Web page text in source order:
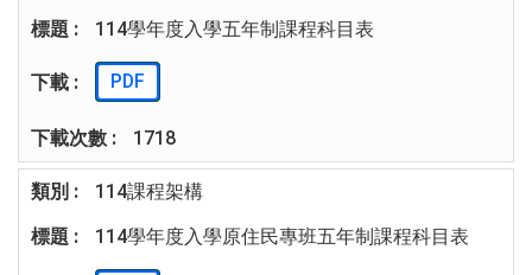
114學年度入學五年制課程科目表
PDF
1718
114課程架構
114學年度入學原住民專班五年制課程科目表